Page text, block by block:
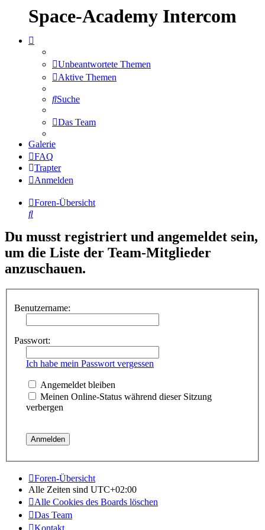
Space-Academy Intercom
Unbeantwortete Themen
Aktive Themen
Suche
Das Team
Galerie
FAQ
Trapter
Anmelden
Foren-Übersicht
Suche
Du musst registriert und angemeldet sein,
um die Liste der Team-Mitglieder
anzuschauen.
Benutzername:
Passwort:
Ich habe mein Passwort vergessen
Angemeldet bleiben
Meinen Online-Status während dieser Sitzung
verbergen
Foren-Übersicht
Alle Zeiten sind UTC+02:00
Alle Cookies des Boards löschen
Das Team
Kontakt